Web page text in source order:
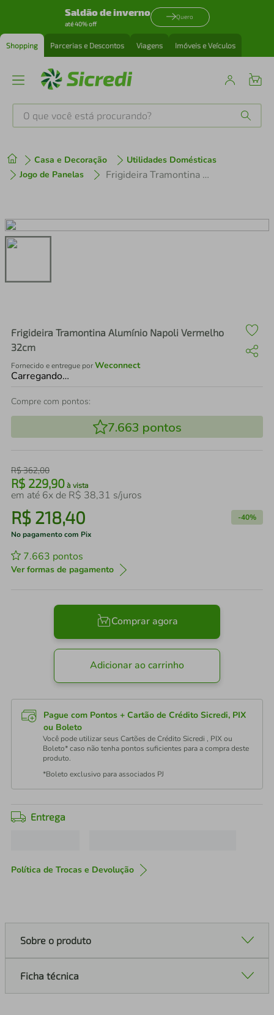
Saldão de inverno
até 40% off
Quero
Shopping Parcerias e Descontos Viagens Imóveis e Veículos
O que você está procurando?
Casa e Decoração
Utilidades Domésticas
Jogo de Panelas
Frigideira Tramontina Alumínio Napoli Vermelho 32cm
Frigideira Tramontina Alumínio Napoli Vermelho
32cm
Fornecido e entregue porWeconnect
Carregando…
Compre com pontos:
7.663 pontos
R$362,00
R$ 229,90 à vista
em até 6x de R$ 38,31 s/juros
R$ 218,40 -40%
No pagamento com Pix
7.663 pontos
Ver formas de pagamento
Comprar agora
Adicionar ao carrinho
Pague com Pontos + Cartão de Crédito Sicredi, PIX
ou Boleto
Você pode utilizar seus Cartões de Crédito Sicredi , PIX ou
Boleto* caso não tenha pontos suficientes para a compra deste
produto.
*Boleto exclusivo para associados PJ
Entrega
Política de Trocas e Devolução
Sobre o produto
Ficha técnica
1º tenis
3º